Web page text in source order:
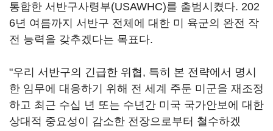
통합한 서반구사령부(USAWHC)를 출범시켰다. 202
6년 여름까지 서반구 전체에 대한 미 육군의 완전 작
전 능력을 갖추겠다는 목표다.
"우리 서반구의 긴급한 위협, 특히 본 전략에서 명시
한 임무에 대응하기 위해 전 세계 주둔 미군을 재조정
하고 최근 수십 년 또는 수년간 미국 국가안보에 대한
상대적 중요성이 감소한 전장으로부터 철수하겠